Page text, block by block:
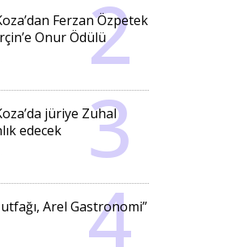
Ferzan Özpetek
Onur Ödülü
jüriye Zuhal
edecek
Arel Gastronomi”